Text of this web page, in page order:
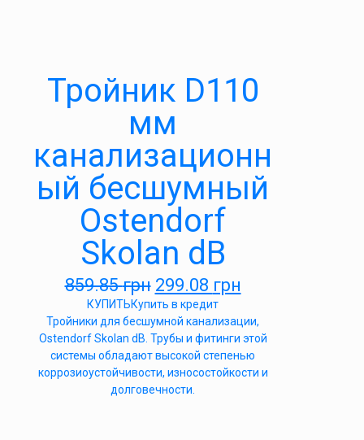
Тройник D110
мм
канализационн
ый бесшумный
Ostendorf
Skolan dB
859.85грн 299.08 грн
КУПИТЬКупить в кредит
Тройники для бесшумной канализации,
Ostendorf Skolan dB. Трубы и фитинги этой
системы обладают высокой степенью
коррозиоустойчивости, износостойкости и
долговечности.